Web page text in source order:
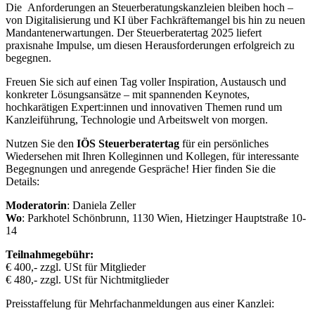
Die Anforderungen an Steuerberatungskanzleien bleiben hoch –
von Digitalisierung und KI über Fachkräftemangel bis hin zu neuen
Mandantenerwartungen. Der Steuerberatertag 2025 liefert
praxisnahe Impulse, um diesen Herausforderungen erfolgreich zu
begegnen.
Freuen Sie sich auf einen Tag voller Inspiration, Austausch und
konkreter Lösungsansätze – mit spannenden Keynotes,
hochkarätigen Expert:innen und innovativen Themen rund um
Kanzleiführung, Technologie und Arbeitswelt von morgen.
Nutzen Sie den IÖS Steuerberatertag für ein persönliches
Wiedersehen mit Ihren Kolleginnen und Kollegen, für interessante
Begegnungen und anregende Gespräche! Hier finden Sie die
Details:
Moderatorin: Daniela Zeller
Wo: Parkhotel Schönbrunn, 1130 Wien, Hietzinger Hauptstraße 10-
14
Teilnahmegebühr:
€ 400,- zzgl. USt für Mitglieder
€ 480,- zzgl. USt für Nichtmitglieder
Preisstaffelung für Mehrfachanmeldungen aus einer Kanzlei: